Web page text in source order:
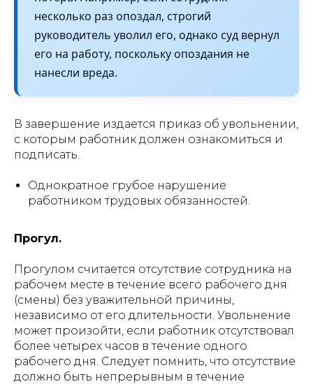
несколько раз опоздал, строгий
руководитель уволил его, однако суд вернул
его на работу, поскольку опоздания не
нанесли вреда.
В завершение издается приказ об увольнении,
с которым работник должен ознакомиться и
подписать.
Однократное грубое нарушение
работником трудовых обязанностей.
Прогул.
Прогулом считается отсутствие сотрудника на
рабочем месте в течение всего рабочего дня
(смены) без уважительной причины,
независимо от его длительности. Увольнение
может произойти, если работник отсутствовал
более четырех часов в течение одного
рабочего дня. Следует помнить, что отсутствие
должно быть непрерывным в течение